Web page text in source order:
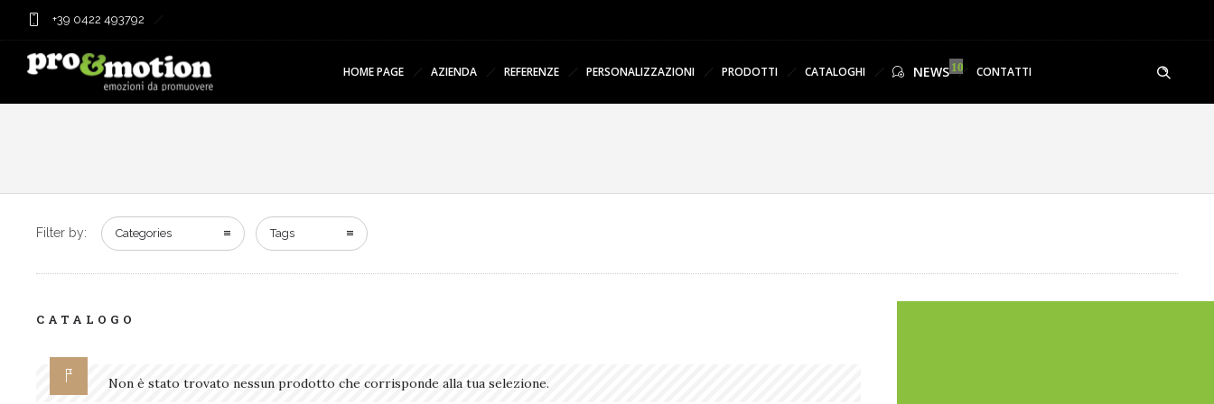
+39 0422 493792
HOME PAGE AZIENDA REFERENZE PERSONALIZZAZIONI PRODOTTI CATALOGHI NEWS CONTATTI
Filter by: Categories Tags
CATALOGO
Non è stato trovato nessun prodotto che corrisponde alla tua selezione.